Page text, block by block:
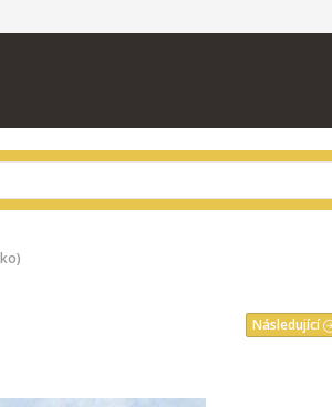
Následující